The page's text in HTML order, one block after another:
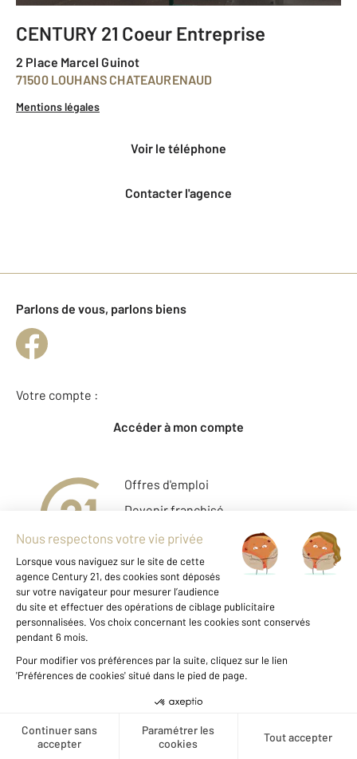
CENTURY 21 Coeur Entreprise
2 Place Marcel Guinot
71500 LOUHANS CHATEAURENAUD
Mentions légales
voir le téléphone
Contacter l'agence
Parlons de vous, parlons biens
Votre compte :
Accéder à mon compte
Offres d'emploi
Devenir franchisé
Entreprise et commerce
Fine Homes & Estates
International
Mentions légales & CGU
Gestionnaire des cookies